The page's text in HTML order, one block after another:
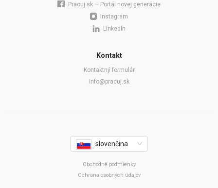
Pracuj.sk — Portál novej generácie
Instagram
LinkedIn
Kontakt
Kontaktný formulár
info@pracuj.sk
slovenčina
Obchodné podmienky
Ochrana osobných údajov